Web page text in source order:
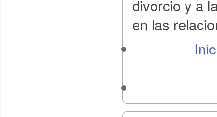
divorcio y a
en las